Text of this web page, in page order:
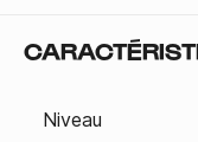
Niveau